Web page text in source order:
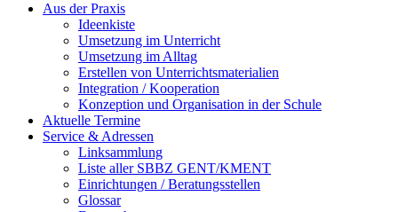
Aus der Praxis
Ideenkiste
Umsetzung im Unterricht
Umsetzung im Alltag
Erstellen von Unterrichtsmaterialien
Integration / Kooperation
Konzeption und Organisation in der Schule
Aktuelle Termine
Service & Adressen
Linksammlung
Liste aller SBBZ GENT/KMENT
Einrichtungen / Beratungsstellen
Glossar